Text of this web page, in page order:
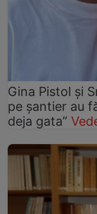
Gina Pistol și
pe șantier au
deja gata”